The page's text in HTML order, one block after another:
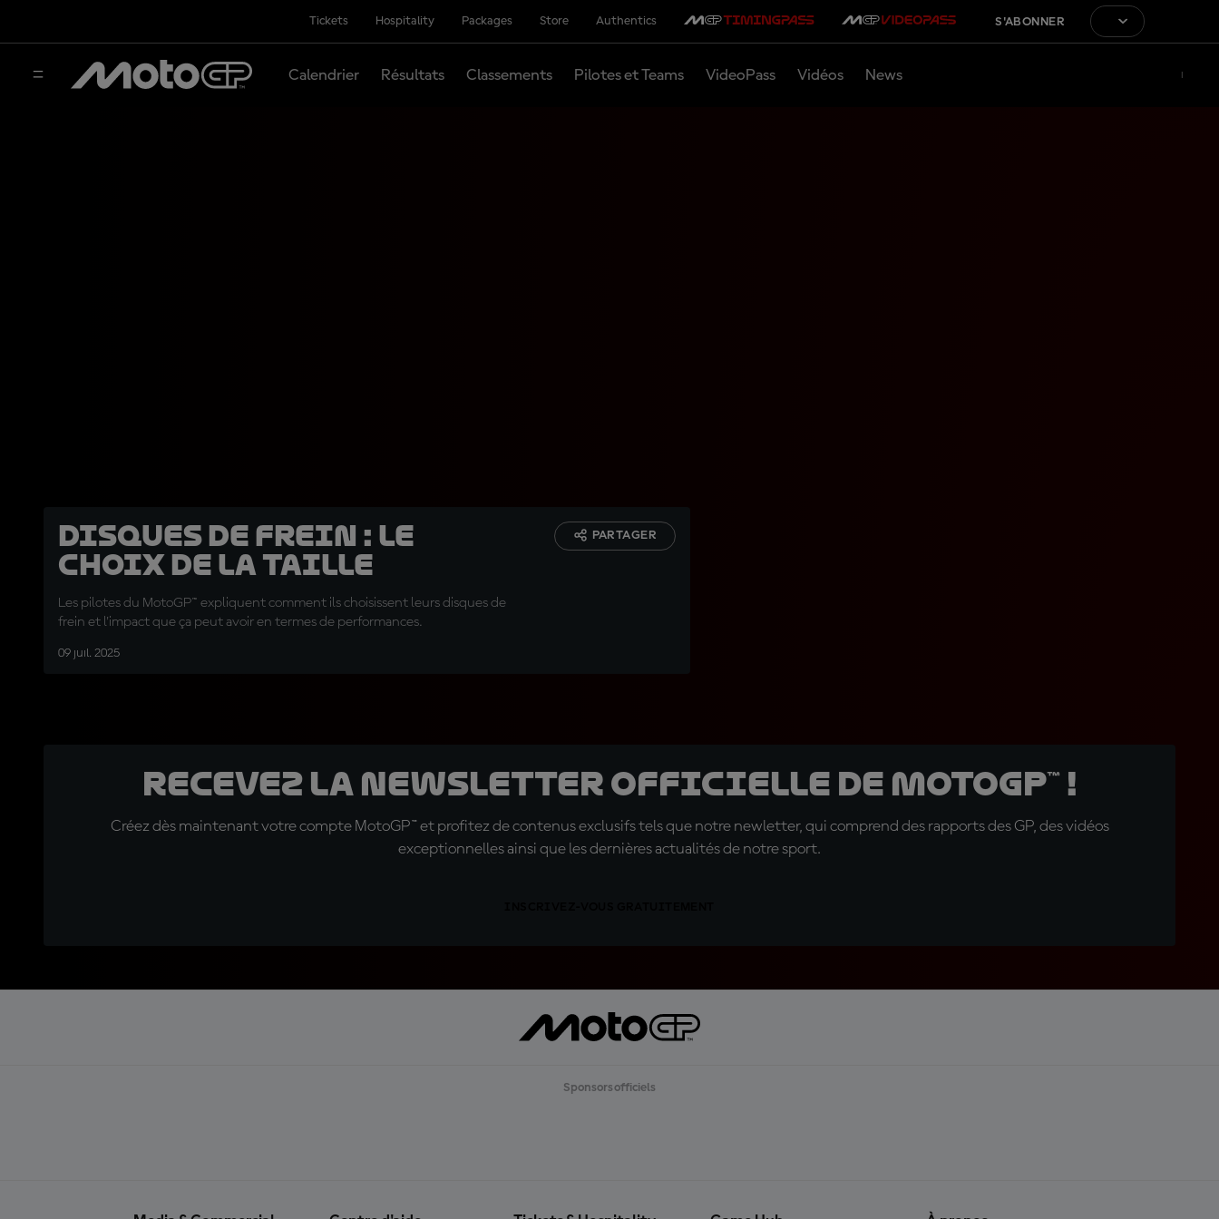
Tickets Hospitality Packages Store Authentics S'ABONNER
Calendrier Résultats Classements Pilotes et Teams VideoPass Vidéos News
Disques de frein : le
choix de la taille
Les pilotes du MotoGP™ expliquent comment ils choisissent leurs disques de
frein et l'impact que ça peut avoir en termes de performances.
09 juil. 2025
PARTAGER
Recevez la Newsletter officielle de MotoGP™ !
Créez dès maintenant votre compte MotoGP™ et profitez de contenus exclusifs tels que notre newletter, qui comprend des rapports des GP, des vidéos
exceptionnelles ainsi que les dernières actualités de notre sport.
Sponsors officiels